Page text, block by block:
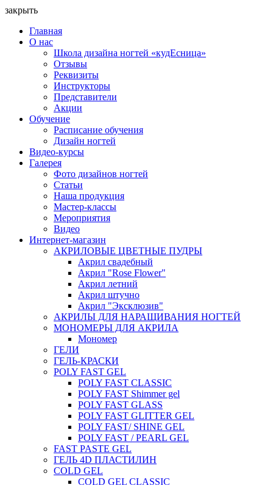
закрыть
Главная
О нас
Школа дизайна ногтей «кудЕсница»
Отзывы
Реквизиты
Инструкторы
Представители
Акции
Обучение
Расписание обучения
Дизайн ногтей
Видео-курсы
Галерея
Фото дизайнов ногтей
Статьи
Наша продукция
Мастер-классы
Мероприятия
Видео
Интернет-магазин
АКРИЛОВЫЕ ЦВЕТНЫЕ ПУДРЫ
Акрил свадебный
Акрил "Rose Flower"
Акрил летний
Акрил штучно
Акрил "Эксклюзив"
АКРИЛЫ ДЛЯ НАРАЩИВАНИЯ НОГТЕЙ
МОНОМЕРЫ ДЛЯ АКРИЛА
Мономер
ГЕЛИ
ГЕЛЬ-КРАСКИ
POLY FAST GEL
POLY FAST CLASSIC
POLY FAST Shimmer gel
POLY FAST GLASS
POLY FAST GLITTER GEL
POLY FAST/ SHINE GEL
POLY FAST / PEARL GEL
FAST PASTE GEL
ГЕЛЬ 4D ПЛАСТИЛИН
COLD GEL
COLD GEL CLASSIC